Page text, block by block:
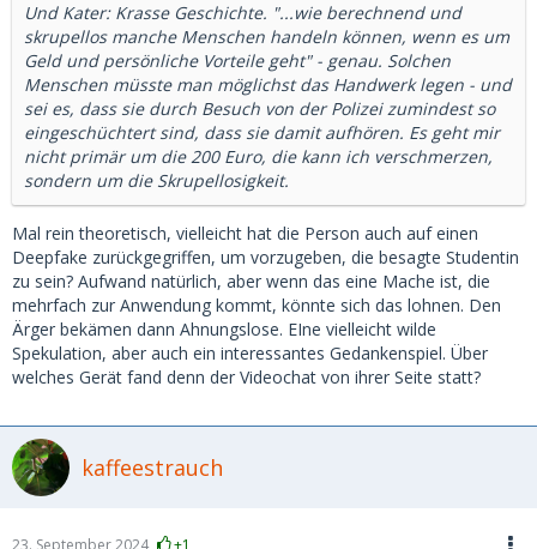
Und Kater: Krasse Geschichte. "...wie berechnend und
skrupellos manche Menschen handeln können, wenn es um
Geld und persönliche Vorteile geht" - genau. Solchen
Menschen müsste man möglichst das Handwerk legen - und
sei es, dass sie durch Besuch von der Polizei zumindest so
eingeschüchtert sind, dass sie damit aufhören. Es geht mir
nicht primär um die 200 Euro, die kann ich verschmerzen,
sondern um die Skrupellosigkeit.
Mal rein theoretisch, vielleicht hat die Person auch auf einen
Deepfake zurückgegriffen, um vorzugeben, die besagte Studentin
zu sein? Aufwand natürlich, aber wenn das eine Mache ist, die
mehrfach zur Anwendung kommt, könnte sich das lohnen. Den
Ärger bekämen dann Ahnungslose. EIne vielleicht wilde
Spekulation, aber auch ein interessantes Gedankenspiel. Über
welches Gerät fand denn der Videochat von ihrer Seite statt?
kaffeestrauch
23. September 2024 +1